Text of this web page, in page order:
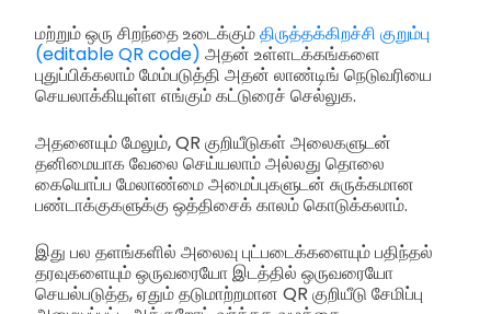
மற்றும் ஒரு சிறந்தை உடைக்கும்திருத்தக்கிறச்சி குறும்பு
(editable QR code) அதன் உள்ளடக்கங்களை
புதுப்பிக்கலாம் மேம்படுத்தி அதன் லாண்டிங் நெடுவரியை
செயலாக்கியுள்ள எங்கும் கட்டுரைச் செல்லுக.
அதனையும் மேலும், QR குறியீடுகள் அலைகளுடன்
தனிமையாக வேலை செய்யலாம் அல்லது தொலை
கையொப்ப மேலாண்மை அமைப்புகளுடன் சுருக்கமான
பண்டாக்குகளுக்கு ஒத்திசைக் காலம் கொடுக்கலாம்.
இது பல தளங்களில் அலைவு புட்படைக்களையும் பதிந்தல்
தரவுகளையும் ஒருவரையோ இடத்தில் ஒருவரையோ
செயல்படுத்த, ஏதும் தடுமாற்றமான QR குறியீடு சேமிப்பு